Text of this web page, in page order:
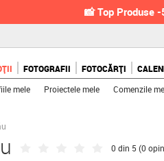
📸 Top Produse -
FOTOGRAFII FOTOCĂRȚI
mele Proiectele mele Comenzile
0 din 5 (0